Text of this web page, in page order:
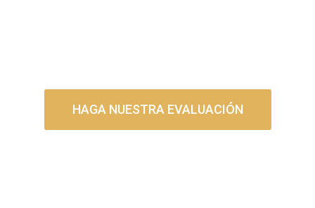
HAGA NUESTRA EVALUACIÓN